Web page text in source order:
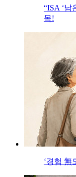
“ISA ‘남
목!
‘경험 無